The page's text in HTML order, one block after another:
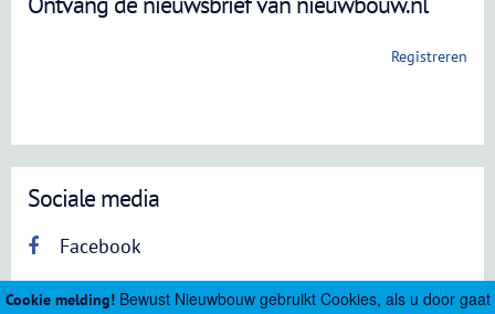
Cookie melding!Bewust Nieuwbouw gebruikt Cookies, als u door gaat
Registreren
Sociale media
Facebook